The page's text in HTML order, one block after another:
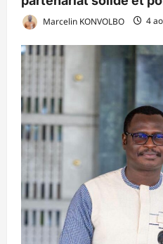
Marcelin KONVOLBO 4